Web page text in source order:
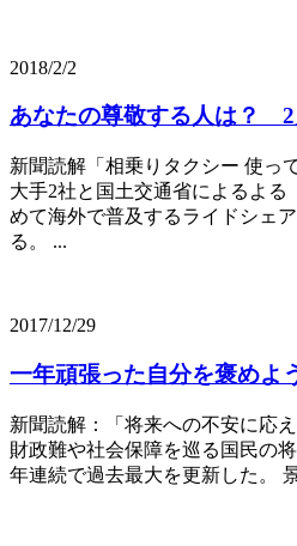
2018/2/2
あなたの尊敬する人は？ 2
新聞読解「相乗りタクシー 使っ
大手2社と国土交通省によるよ
めて海外で普及するライドシェ
る。 ...
2017/12/29
一年頑張った自分を褒めよ
新聞読解：「将来への不安に応
財政難や社会保障を巡る国民の
年連続で過去最大を更新した。